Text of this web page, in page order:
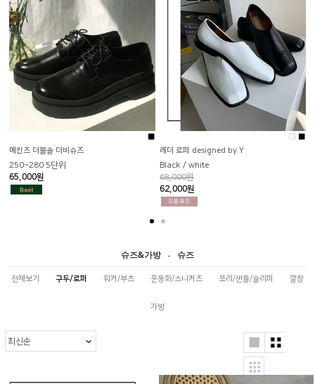
메킨즈 더블솔 더비슈즈
250~280 5단위
65,000원
레더 로퍼 designed by Y
Black / white
68,000원
62,000원
슈즈&가방 - 슈즈
전체보기 구두/로퍼 워커/부츠 운동화/스니커즈 쪼리/샌들/슬리퍼 깔창
가방